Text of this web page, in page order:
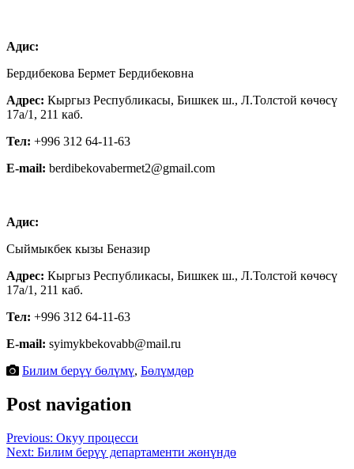
Адис:
Бердибекова Бермет Бердибековна
Адрес: Кыргыз Республикасы, Бишкек ш., Л.Толстой көчөсү
17а/1, 211 каб.
Тел: +996 312 64-11-63
E-mail: berdibekovabermet2@gmail.com
Адис:
Сыймыкбек кызы Беназир
Адрес: Кыргыз Республикасы, Бишкек ш., Л.Толстой көчөсү
17а/1, 211 каб.
Тел: +996 312 64-11-63
E-mail: syimykbekovabb@mail.ru
Билим берүү бөлүмү, Бөлүмдөр
Post navigation
Previous: Окуу процесси
Next: Билим берүү департаменти жөнүндө